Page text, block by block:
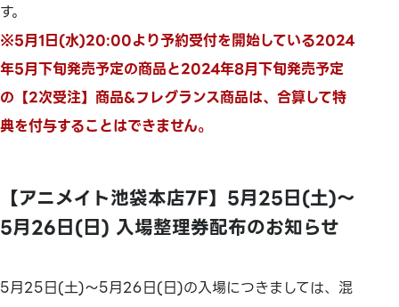
す。
※5月1日(水)20:00より予約受付を開始している2024
年5月下旬発売予定の商品と2024年8月下旬発売予定
の【2次受注】商品&フレグランス商品は、合算して特
典を付与することはできません。
【アニメイト池袋本店7F】5月25日(土)～
5月26日(日) 入場整理券配布のお知らせ
5月25日(土)～5月26日(日)の入場につきましては、混